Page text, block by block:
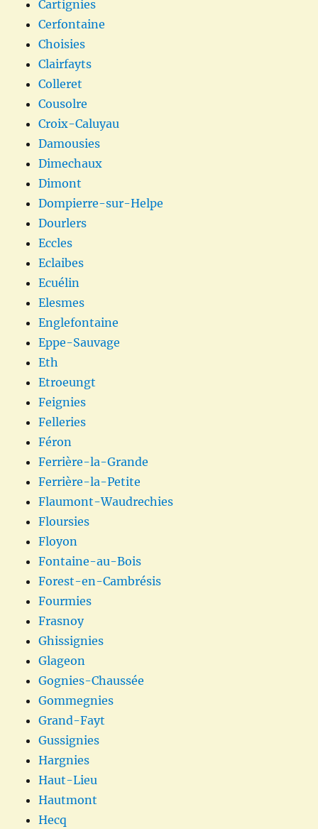
Cartignies
Cerfontaine
Choisies
Clairfayts
Colleret
Cousolre
Croix-Caluyau
Damousies
Dimechaux
Dimont
Dompierre-sur-Helpe
Dourlers
Eccles
Eclaibes
Ecuélin
Elesmes
Englefontaine
Eppe-Sauvage
Eth
Etroeungt
Feignies
Felleries
Féron
Ferrière-la-Grande
Ferrière-la-Petite
Flaumont-Waudrechies
Floursies
Floyon
Fontaine-au-Bois
Forest-en-Cambrésis
Fourmies
Frasnoy
Ghissignies
Glageon
Gognies-Chaussée
Gommegnies
Grand-Fayt
Gussignies
Hargnies
Haut-Lieu
Hautmont
Hecq